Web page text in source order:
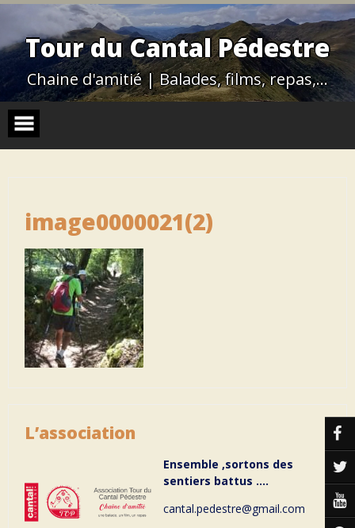
Skip
contentTour du Cantal Pédestre
Chaine d'amitié | Balades, films, repas,…
image0000021(2)
L’association
Ensemble ,sortons des
sentiers battus ….
cantal.pedestre@gmail.com